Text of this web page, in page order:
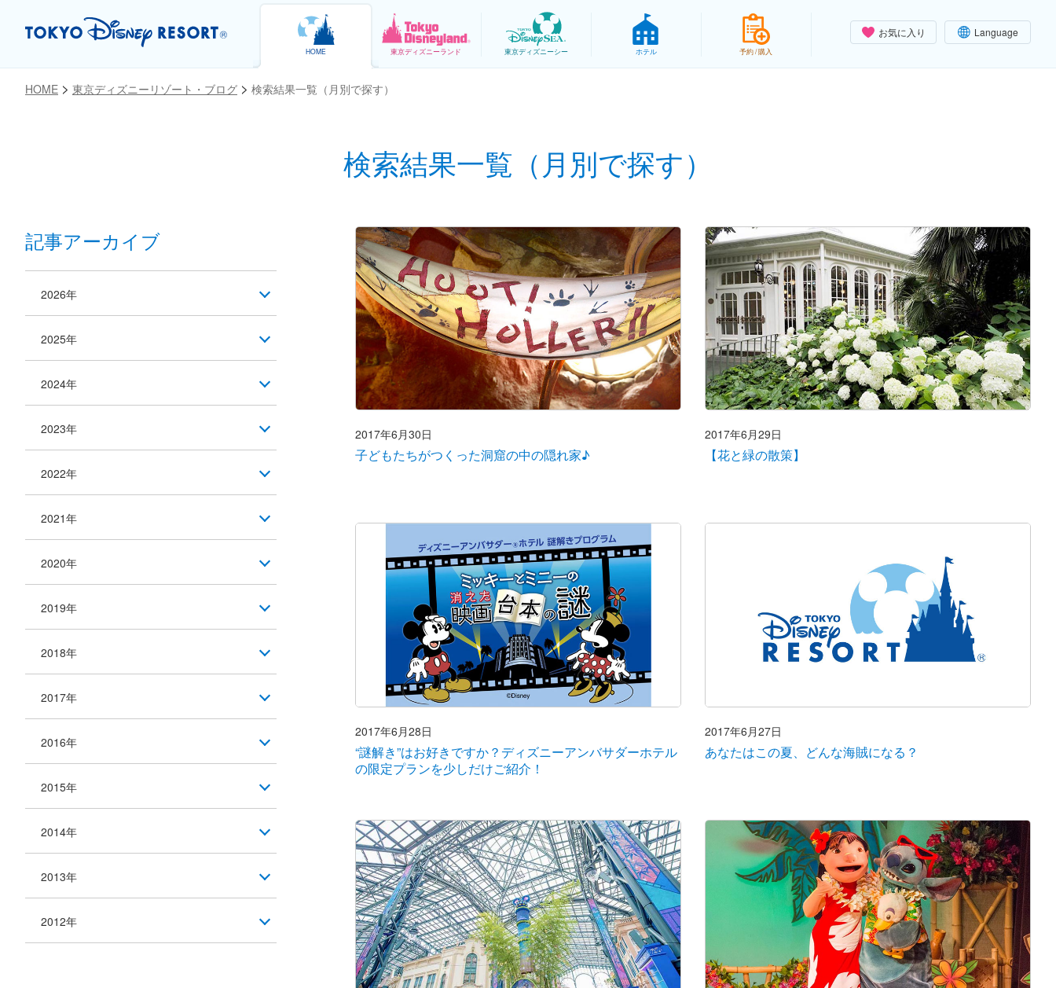
お気に入り Language
HOME 東京ディズニーランド 東京ディズニーシー ホテル 予約 / 購入
HOME 東京ディズニーリゾート・ブログ 検索結果一覧（月別で探す）
検索結果一覧（月別で探す）
2017年6月30日
子どもたちがつくった洞窟の中の隠れ家♪
2017年6月29日
【花と緑の散策】
2017年6月28日
“謎解き”はお好きですか？ディズニーアンバサダーホテル
の限定プランを少しだけご紹介！
2017年6月27日
あなたはこの夏、どんな海賊になる？
記事アーカイブ
2026年
2025年
2024年
2023年
2022年
2021年
2020年
2019年
2018年
2017年
2016年
2015年
2014年
2013年
2012年